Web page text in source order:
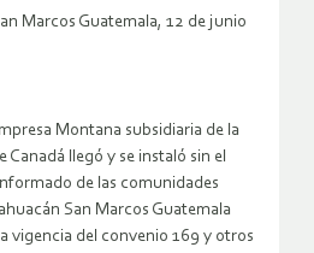
Marcos Guatemala, 12 de junio
Montana subsidiaria de la
llegó y se instaló sin el
de las comunidades
San Marcos Guatemala
vigencia del convenio 169 y otros